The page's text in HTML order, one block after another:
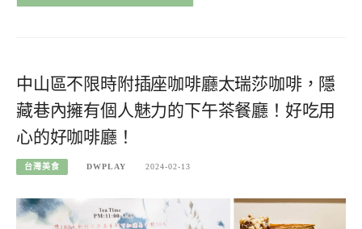
中山區不限時附插座咖啡廳太瑞莎咖啡，隱
藏巷內擁有個人魅力的下午茶餐廳！好吃用
心的好咖啡廳！
台灣美食 DWPLAY 2024-02-13